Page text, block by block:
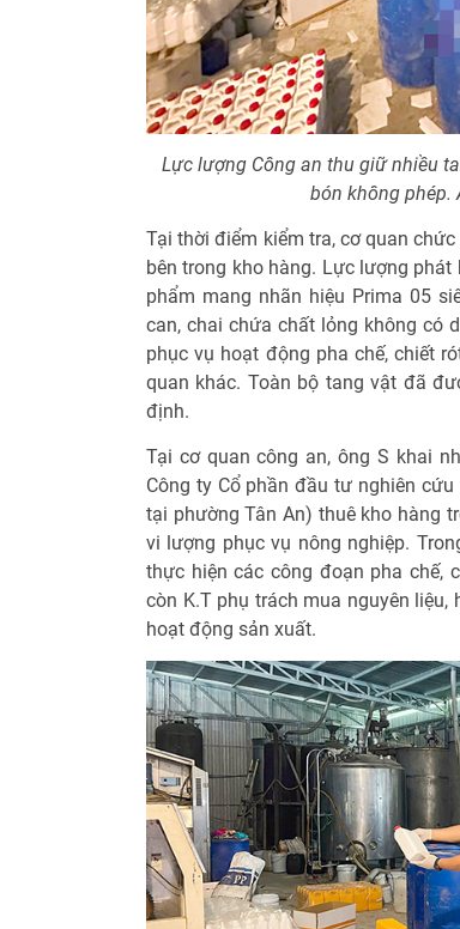
Lực lượng Công an thu giữ nhiều
bón không phép.
Tại thời điểm kiểm tra, cơ quan
bên trong kho hàng. Lực lượng
phẩm mang nhãn hiệu Prima 05
can, chai chứa chất lỏng không có
phục vụ hoạt động pha chế, chiết
quan khác. Toàn bộ tang vật đã
định.
Tại cơ quan công an, ông S khai
Công ty Cổ phần đầu tư nghiên
tại phường Tân An) thuê kho hàng
vi lượng phục vụ nông nghiệp.
thực hiện các công đoạn pha chế,
còn K.T phụ trách mua nguyên
hoạt động sản xuất.